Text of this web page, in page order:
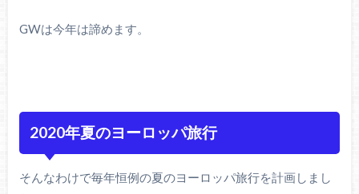
GWは今年は諦めます。
2020年夏のヨーロッパ旅行
そんなわけで毎年恒例の夏のヨーロッパ旅行を計画しまし